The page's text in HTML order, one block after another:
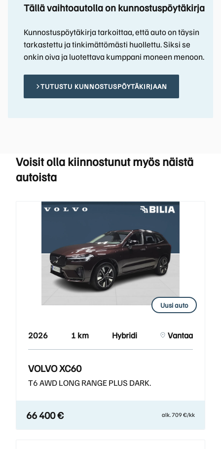
Tällä vaihtoautolla on kunnostuspöytäkirja
Kunnostuspöytäkirja tarkoittaa, että auto on täysin
tarkastettu ja tinkimättömästi huollettu. Siksi se
onkin oiva ja luotettava kumppani moneen menoon.
TUTUSTU KUNNOSTUSPÖYTÄKIRJAAN
Voisit olla kiinnostunut myös näistä
autoista
Uusi auto
2026 1 km Hybridi Vantaa
VOLVO XC60
T6 AWD LONG RANGE PLUS DARK.
66 400 € alk. 709 €/kk